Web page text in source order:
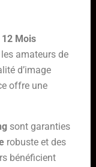
12 Mois
amateurs de
d’image
offre une
sont garanties
robuste et des
bénéficient